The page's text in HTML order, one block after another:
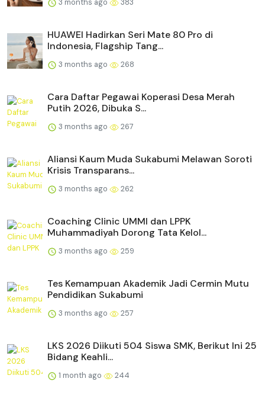
3 months ago 383
HUAWEI Hadirkan Seri Mate 80 Pro di
Indonesia, Flagship Tang...
3 months ago 268
Cara Daftar Pegawai Koperasi Desa Merah
Putih 2026, Dibuka S...
3 months ago 267
Aliansi Kaum Muda Sukabumi Melawan Soroti
Krisis Transparans...
3 months ago 262
Coaching Clinic UMMI dan LPPK
Muhammadiyah Dorong Tata Kelol...
3 months ago 259
Tes Kemampuan Akademik Jadi Cermin Mutu
Pendidikan Sukabumi
3 months ago 257
LKS 2026 Diikuti 504 Siswa SMK, Berikut Ini 25
Bidang Keahli...
1 month ago 244